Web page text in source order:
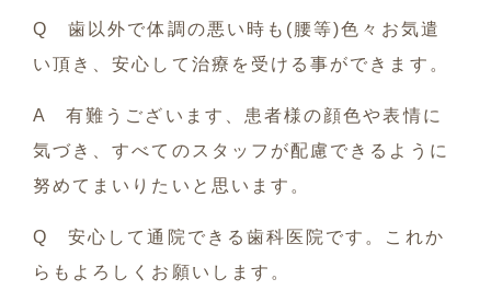
Q 歯以外で体調の悪い時も(腰等)色々お気遣
い頂き、安心して治療を受ける事ができます。
A 有難うございます、患者様の顔色や表情に
気づき、すべてのスタッフが配慮できるように
努めてまいりたいと思います。
Q 安心して通院できる歯科医院です。これか
らもよろしくお願いします。